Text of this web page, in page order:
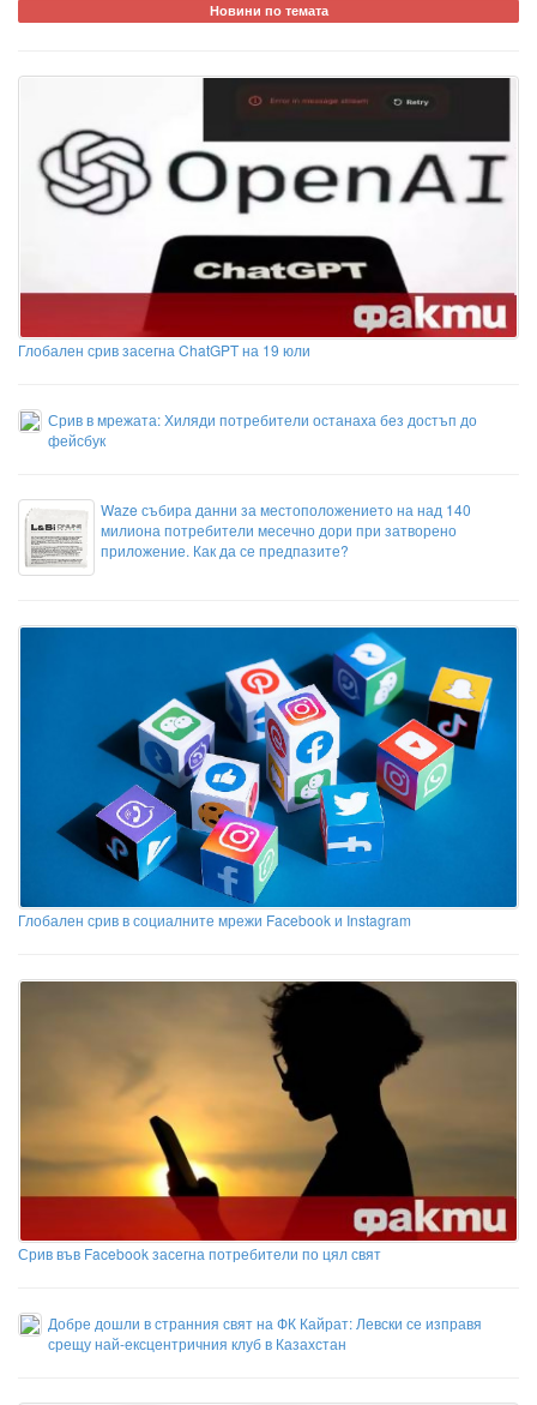
Новини по темата
Глобален срив засегна ChatGPT на 19 юли
Срив в мрежата: Хиляди потребители останаха без достъп до
фейсбук
Waze събира данни за местоположението на над 140
милиона потребители месечно дори при затворено
приложение. Как да се предпазите?
Глобален срив в социалните мрежи Facebook и Instagram
Срив във Facebook засегна потребители по цял свят
Добре дошли в странния свят на ФК Кайрат: Левски се изправя
срещу най-ексцентричния клуб в Казахстан